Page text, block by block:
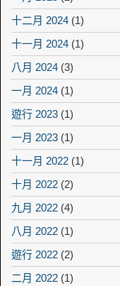
十二月 2024 (1)
十一月 2024 (1)
八月 2024 (3)
一月 2024 (1)
遊行 2023 (1)
一月 2023 (1)
十一月 2022 (1)
十月 2022 (2)
九月 2022 (4)
八月 2022 (1)
遊行 2022 (2)
二月 2022 (1)